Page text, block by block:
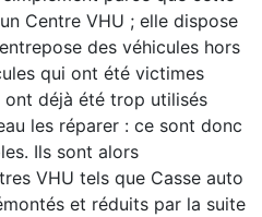
Centre VHU ; elle dispose
des véhicules hors
qui ont été victimes
ont déjà été trop utilisés
les réparer : ce sont donc
Ils sont alors
VHU tels que Casse auto
et réduits par la suite